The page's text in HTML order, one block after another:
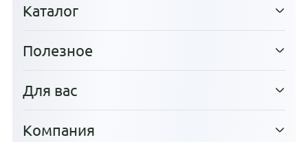
Каталог
Полезное
Для вас
Компания